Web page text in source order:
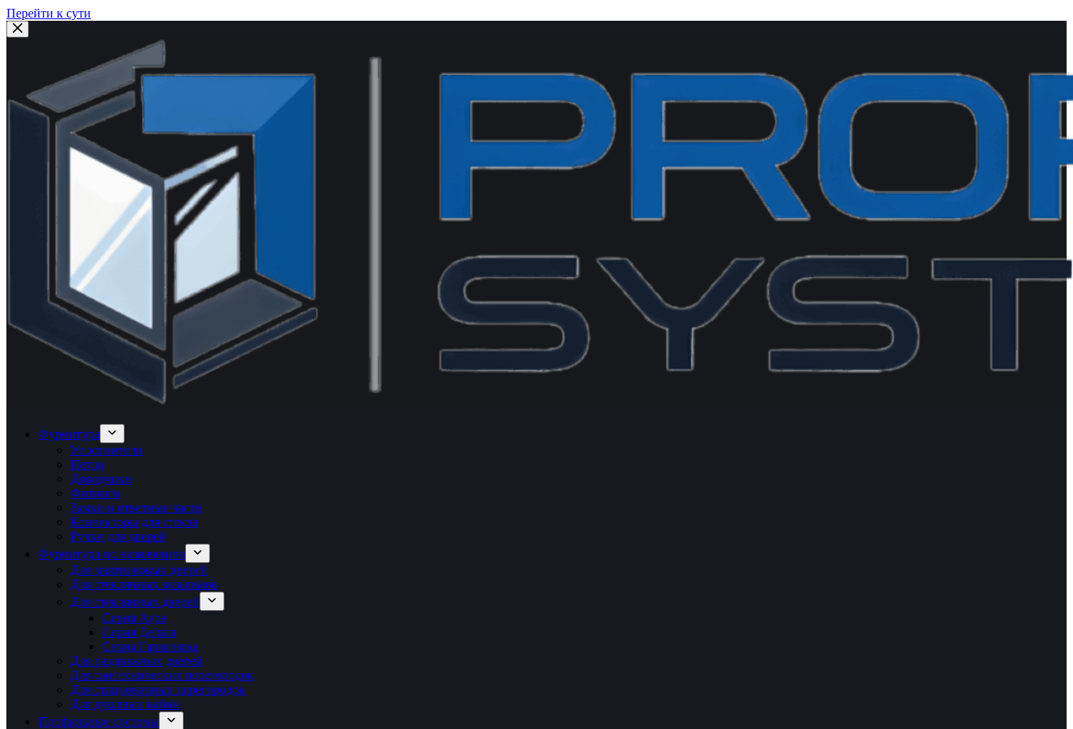
Перейти к сути
Фурнитура
Уплотнители
Петли
Доводчики
Фитинги
Замки и ответные части
Коннекторы для стекла
Ручки для дверей
Фурнитура по назначению
Для маятниковых дверей
Для стеклянных козырьков
Для стеклянных дверей
Серия Аура
Серия Дельта
Серия Гармоника
Для раздвижных дверей
Для сантехнических перегородок
Для стационарных перегородок
Для душевых кабин
Профильные системы